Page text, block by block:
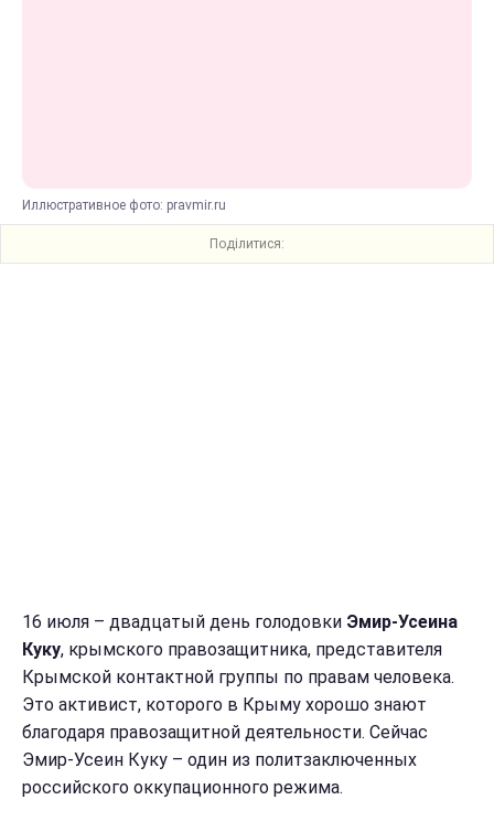
Иллюстративное фото: pravmir.ru
Поділитися:
16 июля – двадцатый день голодовки Эмир-Усеина
Куку, крымского правозащитника, представителя
Крымской контактной группы по правам человека.
Это активист, которого в Крыму хорошо знают
благодаря правозащитной деятельности. Сейчас
Эмир-Усеин Куку – один из политзаключенных
российского оккупационного режима.